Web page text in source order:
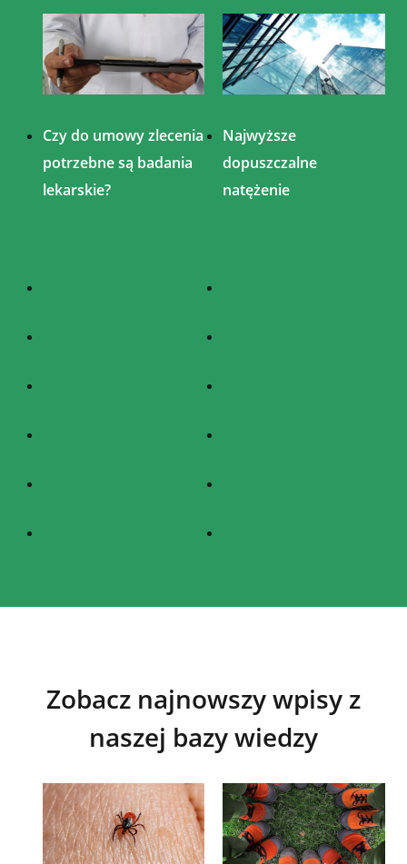
Czy do umowy zlecenia
potrzebne są badania
lekarskie?
Najwyższe
dopuszczalne
natężenie
Zobacz najnowszy wpisy z
naszej bazy wiedzy